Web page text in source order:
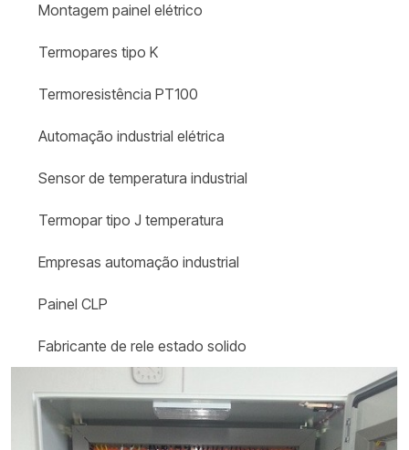
Montagem painel elétrico
Termopares tipo K
Termoresistência PT100
Automação industrial elétrica
Sensor de temperatura industrial
Termopar tipo J temperatura
Empresas automação industrial
Painel CLP
Fabricante de rele estado solido